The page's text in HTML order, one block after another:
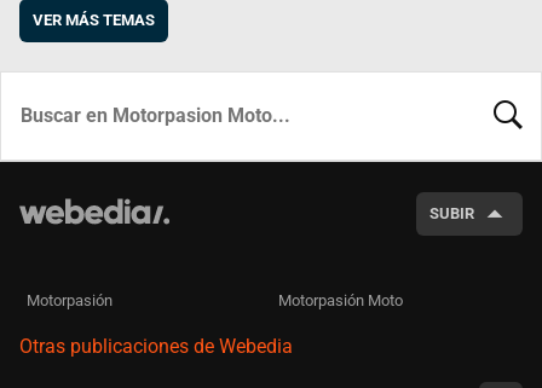
VER MÁS TEMAS
SUBIR
Motorpasión Motorpasión Moto
Otras publicaciones de Webedia